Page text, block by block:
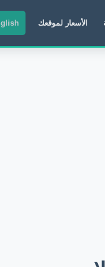
الأسعار لموقعك